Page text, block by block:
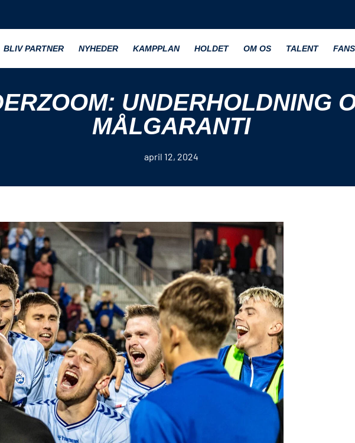
BLIV PARTNER NYHEDER KAMPPLAN HOLDET OM OS TALENT FANS
UNDERHOLDNING
MÅLGARANTI
april 12, 2024